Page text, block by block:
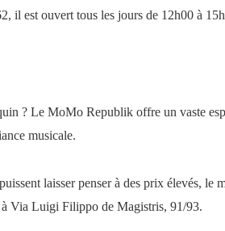
il est ouvert tous les jours de 12h00 à
? Le MoMo Republik offre un vaste
musicale.
laisser penser à des prix élevés, le
Via Luigi Filippo de Magistris, 91/93.